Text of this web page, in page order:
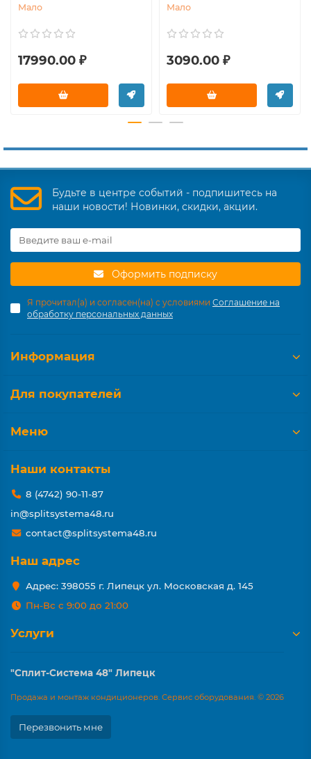
Мало
17990.00 ₽
Мало
3090.00 ₽
Будьте в центре событий - подпишитесь на
наши новости! Новинки, скидки, акции.
Оформить подписку
Я прочитал(а) и согласен(на) с условиями Соглашение на
обработку персональных данных
Информация
Для покупателей
Меню
Наши контакты
8 (4742) 90-11-87
in@splitsystema48.ru
contact@splitsystema48.ru
Наш адрес
Адрес: 398055 г. Липецк ул. Московская д. 145
Пн-Вс с 9:00 до 21:00
Услуги
"Сплит-Система 48" Липецк
Продажа и монтаж кондиционеров. Сервис оборудования. © 2026
Перезвонить мне